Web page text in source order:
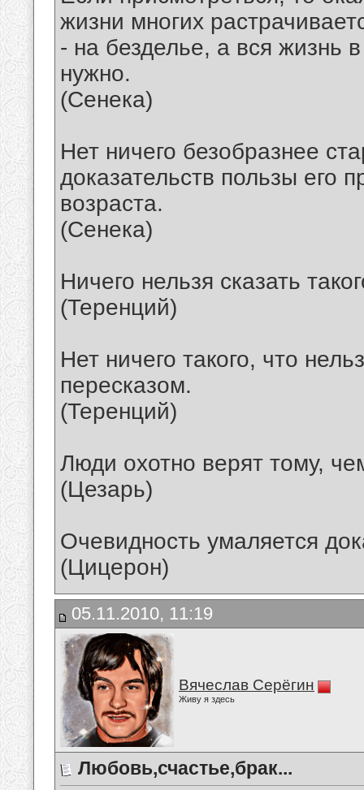
жизни многих
- на безделье, а вся жизнь
нужно.
(Сенека)
Нет ничего безобразнее
доказательств пользы его
возраста.
(Сенека)
Ничего нельзя сказать
(Теренций)
Нет ничего такого, что
пересказом.
(Теренций)
Люди охотно верят тому,
(Цезарь)
Очевидность умаляется
(Цицерон)
05.11.2010, 11:19
Вячеслав Серёгин
Живу я здесь
Любовь,счастье,брак...